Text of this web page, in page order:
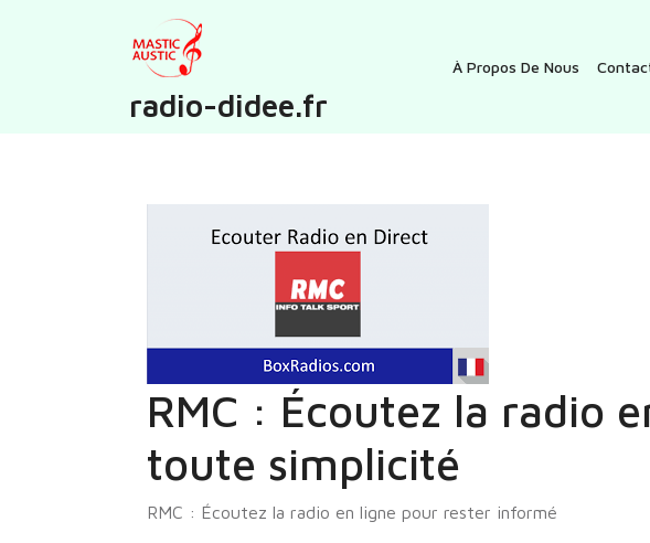
radio-didee.fr
À Propos De Nous
RMC : Écoutez la radio
toute simplicité
RMC : Écoutez la radio en ligne pour rester informé